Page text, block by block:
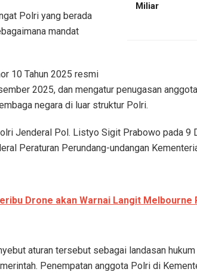
Miliar
Polri yang berada
mandat
10 Tahun 2025 resmi
2025, dan mengatur penugasan
negara di luar struktur Polri.
Jenderal Pol. Listyo Sigit Prabowo pada 9
Peraturan Perundang-undangan
Drone akan Warnai Langit Melbourne
aturan tersebut sebagai landasan
Penempatan anggota Polri di